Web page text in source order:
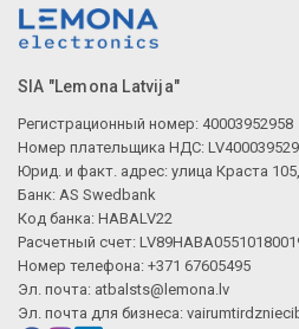
SIA "Lemona Latvija"
Регистрационный номер: 40003952958
Номер плательщика НДС:
Юрид. и факт. адрес: улица Краста 105,
Банк: AS Swedbank
Код банка: HABALV22
Расчетный счет:
Номер телефона: +371 67605495
Эл. почта: atbalsts@lemona.lv
Эл. почта для бизнеса: